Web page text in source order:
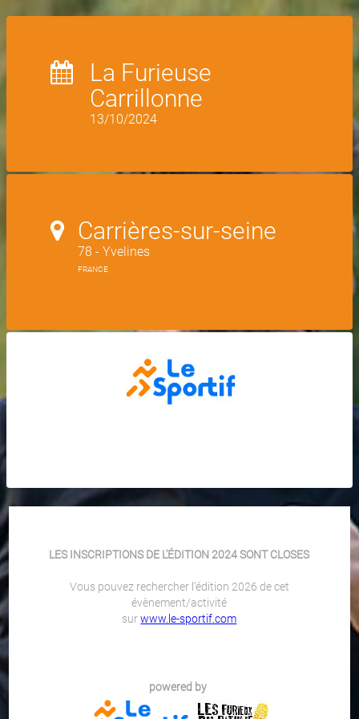
La Furieuse
Carrillonne
13/10/2024
Carrières-sur-seine
78 - Yvelines
FRANCE
LES INSCRIPTIONS DE L'ÉDITION 2024 SONT CLOSES
Vous pouvez rechercher l'édition 2026 de cet
évènement/activité
surwww.le-sportif.com
powered by